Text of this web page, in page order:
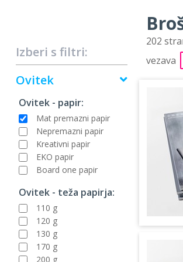
Izberi s filtri:
Ovitek
Ovitek - papir:
Mat premazni papir
Nepremazni papir
Kreativni papir
EKO papir
Board one papir
Ovitek - teža papirja:
110 g
120 g
130 g
170 g
200 g
202
vezava